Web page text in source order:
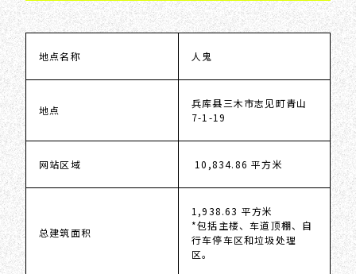
地点名称 人鬼
地点
兵库县三木市志见町青山
7-1-19
网站区域 10,834.86 平方米
总建筑面积
1,938.63 平方米
*包括主楼、车道顶棚、自
行车停车区和垃圾处理
区。